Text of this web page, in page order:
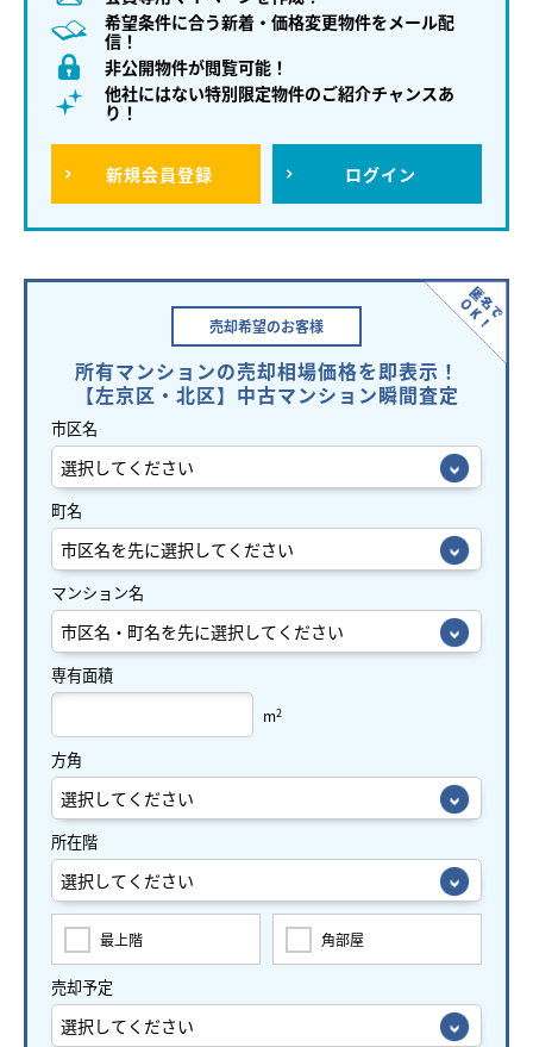
希望条件に合う新着・価格変更物件をメール配
信！
非公開物件が閲覧可能！
他社にはない特別限定物件のご紹介チャンスあ
り！
新規会員登録 ログイン
売却希望のお客様
所有マンションの売却相場価格を即表示！
【左京区・北区】中古マンション瞬間査定
市区名
町名
マンション名
専有面積
m2
方角
所在階
最上階 角部屋
売却予定